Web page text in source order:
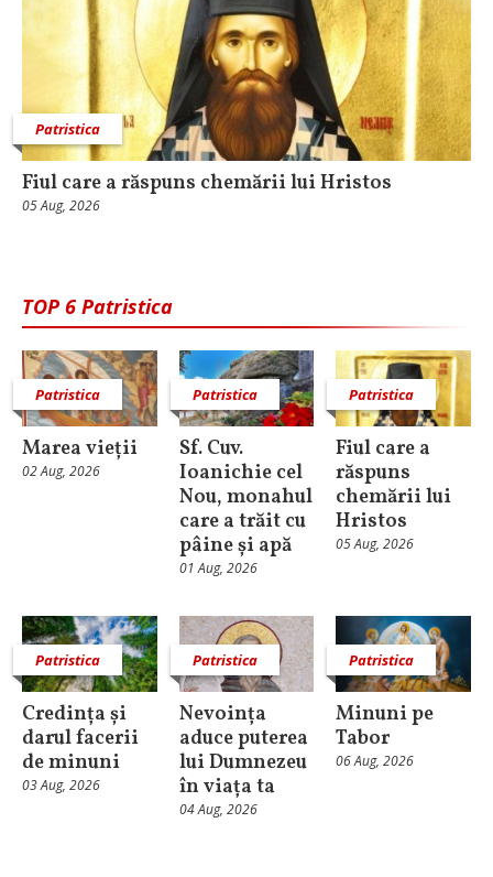
Patristica
Fiul care a răspuns chemării lui Hristos
05 Aug, 2026
TOP 6 Patristica
Patristica
Marea vieții
02 Aug, 2026
Patristica
Sf. Cuv.
Ioanichie cel
Nou, monahul
care a trăit cu
pâine și apă
01 Aug, 2026
Patristica
Fiul care a
răspuns
chemării lui
Hristos
05 Aug, 2026
Patristica
Credința și
darul facerii
de minuni
03 Aug, 2026
Patristica
Nevoința
aduce puterea
lui Dumnezeu
în viața ta
04 Aug, 2026
Patristica
Minuni pe
Tabor
06 Aug, 2026